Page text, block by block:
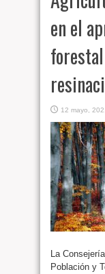
en el
12 mayo,
La
Población y